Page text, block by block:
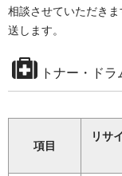
相談させていただき
送します。
トナー・ド
項目
リサ